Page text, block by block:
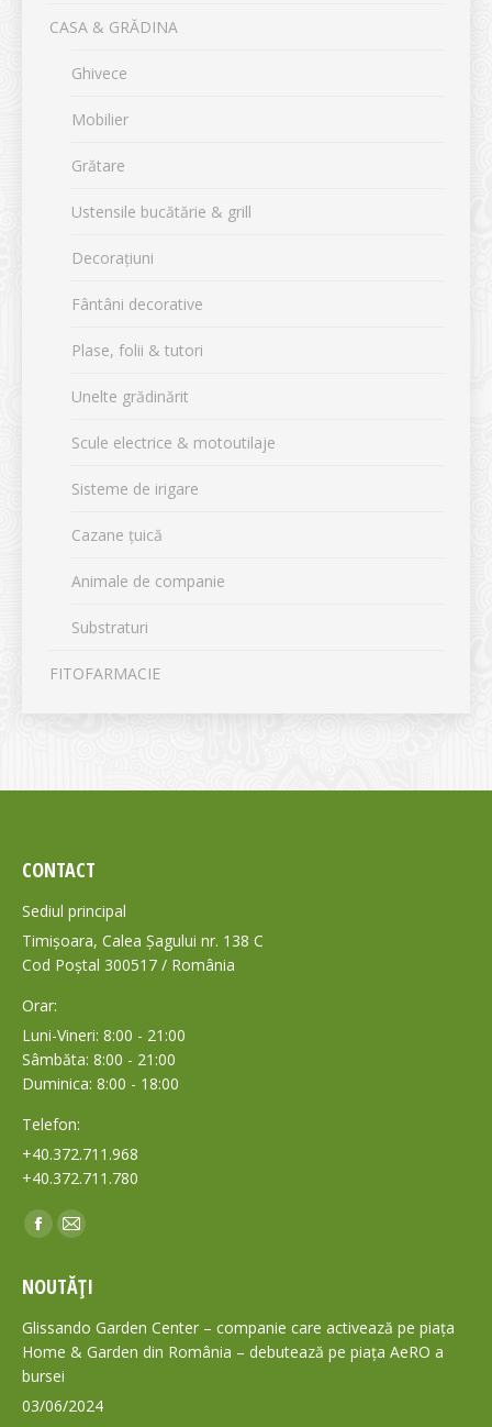
CASA & GRĂDINA
Ghivece
Mobilier
Grătare
Ustensile bucătărie & grill
Decorațiuni
Fântâni decorative
Plase, folii & tutori
Unelte grădinărit
Scule electrice & motoutilaje
Sisteme de irigare
Cazane țuică
Animale de companie
Substraturi
FITOFARMACIE
CONTACT
Sediul principal
Timișoara, Calea Șagului nr. 138 C
Cod Poștal 300517 / România
Orar:
Luni-Vineri: 8:00 - 21:00
Sâmbăta: 8:00 - 21:00
Duminica: 8:00 - 18:00
Telefon:
+40.372.711.968
+40.372.711.780
Find us on:
Facebook
opens
in
new
window
Mail
opens
in
new
NOUTĂȚI
Glissando Garden Center – companie care activează pe piața
Home & Garden din România – debutează pe piața AeRO a
bursei
03/06/2024